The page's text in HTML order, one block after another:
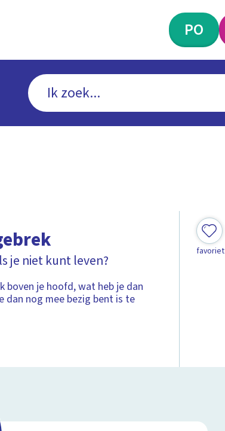
PO
je niet kunt leven?
boven je hoofd, wat heb je dan
dan nog mee bezig bent is te
favoriet